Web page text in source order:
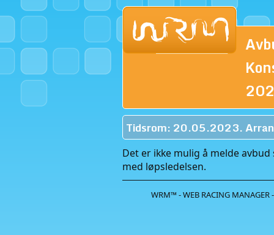
Tidsrom: 20.05.2023.
Det er ikke mulig å melde
med løpsledelsen.
WRM™ - WEB RACING MANAGER